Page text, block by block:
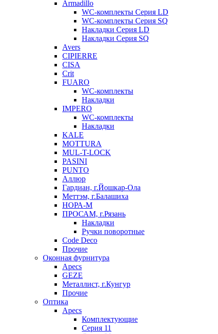
Armadillo
WC-комплекты Серия LD
WC-комплекты Серия SQ
Накладки Серия LD
Накладки Серия SQ
Avers
CIPIERRE
CISA
Crit
FUARO
WC-комплекты
Накладки
IMPERO
WC-комплекты
Накладки
KALE
MOTTURA
MUL-T-LOCK
PASINI
PUNTO
Аллюр
Гардиан, г.Йошкар-Ола
Меттэм, г.Балашиха
НОРА-М
ПРОСАМ, г.Рязань
Накладки
Ручки поворотные
Code Deco
Прочие
Оконная фурнитура
Apecs
GEZE
Металлист, г.Кунгур
Прочие
Оптика
Apecs
Комплектующие
Серия 11